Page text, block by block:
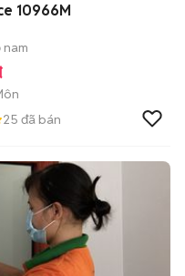
10966M
25 đã bán